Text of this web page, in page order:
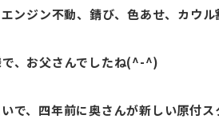
ンジン不動、錆び、色あせ、カウル
、お父さんでしたね(^-^)
で、四年前に奥さんが新しい原付